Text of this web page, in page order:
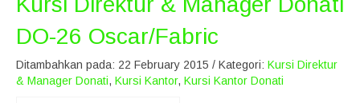
DO-26 Oscar/Fabric
Ditambahkan pada: 22 February 2015 / Kategori: Kursi Direktur
& Manager Donati, Kursi Kantor, Kursi Kantor Donati